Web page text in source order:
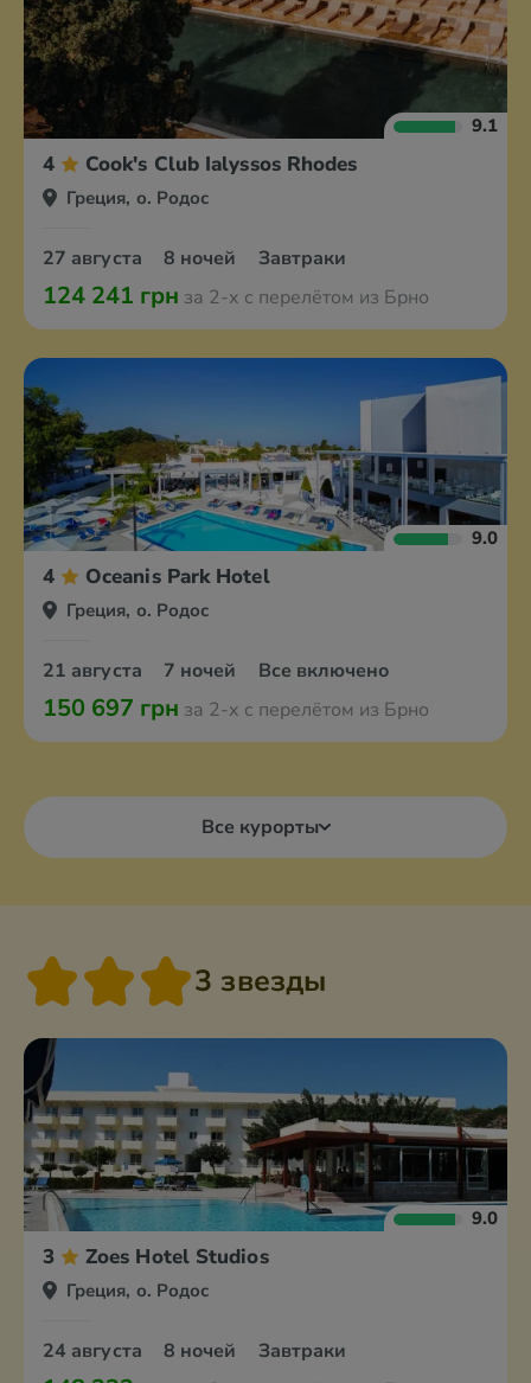
9.1
4 Cook's Club Ialyssos Rhodes
Греция, о. Родос
27 августа 8 ночей Завтраки
124 241 грн за 2-х с перелётом из Брно
9.0
4 Oceanis Park Hotel
Греция, о. Родос
21 августа 7 ночей Все включено
150 697 грн за 2-х с перелётом из Брно
Все курорты
3 звезды
9.0
3 Zoes Hotel Studios
Греция, о. Родос
24 августа 8 ночей Завтраки